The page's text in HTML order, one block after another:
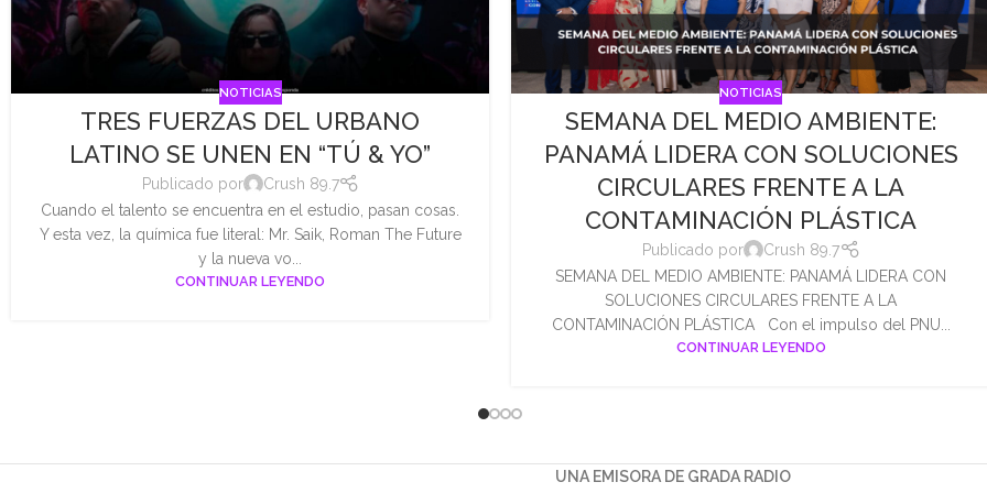
NOTICIAS
TRES FUERZAS DEL URBANO
LATINO SE UNEN EN “TÚ & YO”
Publicado por
Crush 89.7
Cuando el talento se encuentra en el estudio, pasan cosas.
Y esta vez, la química fue literal: Mr. Saik, Roman The Future
y la nueva vo...
CONTINUAR LEYENDO
NOTICIAS
SEMANA DEL MEDIO AMBIENTE:
PANAMÁ LIDERA CON SOLUCIONES
CIRCULARES FRENTE A LA
CONTAMINACIÓN PLÁSTICA
Publicado por
Crush 89.7
SEMANA DEL MEDIO AMBIENTE: PANAMÁ LIDERA CON
SOLUCIONES CIRCULARES FRENTE A LA
CONTAMINACIÓN PLÁSTICA Con el impulso del PNU...
CONTINUAR LEYENDO
UNA EMISORA DE GRADA RADIO